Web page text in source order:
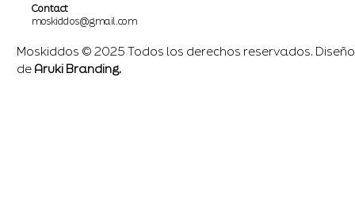
Contact
moskiddos@gmail.com
Moskiddos © 2025 Todos los derechos reservados. Diseño
de Aruki Branding.